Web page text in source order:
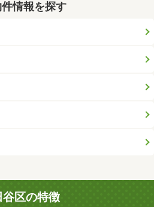
情報を探す
谷区の特徴